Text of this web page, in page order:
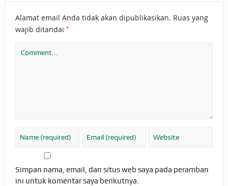
Alamat email Anda tidak akan dipublikasikan. Ruas yang
wajib ditandai *
Simpan nama, email, dan situs web saya pada peramban
ini untuk komentar saya berikutnya.